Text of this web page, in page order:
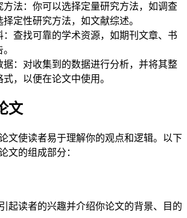
方法：你可以选择定量研究方法，如调查
定性研究方法，如文献综述。
：查找可靠的学术资源，如期刊文章、书
据：对收集到的数据进行分析，并将其整
，以便在论文中使用。
文
文使读者易于理解你的观点和逻辑。以下
文的组成部分：
起读者的兴趣并介绍你论文的背景、目的